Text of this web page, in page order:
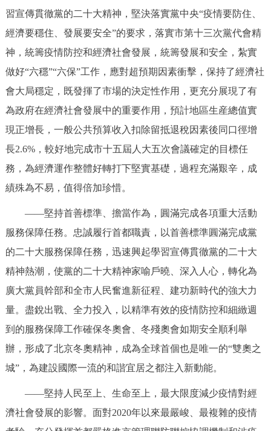
習宣傳貫徹黨的二十大精神，堅決落實黨中央“疫情要防住、
經濟要穩住、發展要安全”的要求，落實市第十三次黨代會精
神，統籌疫情防控和經濟社會發展，統籌發展和安全，紮實
做好“六穩”“六保”工作，應對超預期因素衝擊，保持了經濟社
會大局穩定，既發揮了市場的決定性作用，更充分展現了有
為政府在經濟社會發展中的重要作用，預計地區生産總值實
現正增長，一般公共預算收入扣除留抵退稅因素後同口徑增
長2.6%，較好地完成市十五屆人大五次會議確定的目標任
務，為經濟運作整體好轉打下堅實基礎，過程充滿艱辛，成
績殊為不易，值得倍加珍惜。
——堅持首善標準、擔當作為，圓滿完成各項重大活動
服務保障任務。忠誠履行首都職責，以首善標準圓滿完成黨
的二十大服務保障任務，迅速興起學習宣傳貫徹黨的二十大
精神熱潮，使黨的二十大精神家喻戶曉、深入人心，轉化為
廣大黨員幹部和全市人民奮進新征程、建功新時代的強大力
量。盡銳出戰、全力投入，以精準有效的疫情防控和細緻週
到的服務保障工作確保冬奧會、冬殘奧會如期安全順利舉
辦，形成了北京冬奧精神，成為全球首個也是唯一的“雙奧之
城”，為建設國際一流的和諧宜居之都注入新動能。
——堅持人民至上、生命至上，最大限度減少疫情對經
濟社會發展的影響。面對2020年以來最嚴峻、最複雜的疫情